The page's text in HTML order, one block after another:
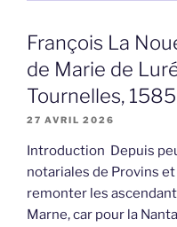
François La
de Marie de
Tournelles, 1585
27 AVRIL 2026
Introduction Depuis
notariales de Provins et
remonter les
Marne, car pour la